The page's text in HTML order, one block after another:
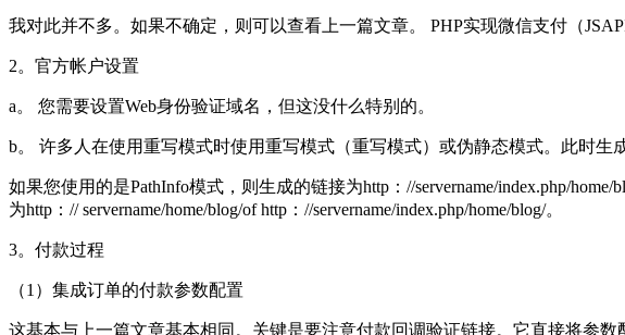
我对此并不多。如果不确定，则可以查看上一篇文章。 PHP实现微信支付（
2。官方帐户设置
a。 您需要设置Web身份验证域名，但这没什么特别的。
b。 许多人在使用重写模式时使用重写模式（重写模式）或伪静态模式。此时生成
如果您使用的是PathInfo模式，则生成的链接为http：//servername/index.php/
为http：// servername/home/blog/of http：//servername/index.php/home/blog/。
3。付款过程
（1）集成订单的付款参数配置
这基本与上一篇文章基本相同。关键是要注意付款回调验证链接。它直接将参数